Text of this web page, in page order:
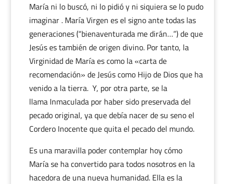
María ni lo buscó, ni lo pidió y ni siquiera se lo pudo
imaginar . María Virgen es el signo ante todas las
generaciones (“bienaventurada me dirán…”) de que
Jesús es también de origen divino. Por tanto, la
Virginidad de María es como la «carta de
recomendación» de Jesús como Hijo de Dios que ha
venido a la tierra. Y, por otra parte, se la
llama Inmaculada por haber sido preservada del
pecado original, ya que debía nacer de su seno el
Cordero Inocente que quita el pecado del mundo.
Es una maravilla poder contemplar hoy cómo
María se ha convertido para todos nosotros en la
hacedora de una nueva humanidad. Ella es la